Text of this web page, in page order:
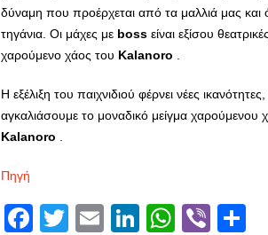
δύναμη που προέρχεται από τα μαλλιά μας και
τηγάνια. Οι μάχες με boss είναι εξίσου
χαρούμενο χάος του Kalanoro
Η εξέλιξη του παιχνιδιού φέρνει νέες
αγκαλιάσουμε το μοναδικό μείγμα χαρούμενου
Kalanoro
Πηγή
Facebook
Twitter
EmailLinkedInViber